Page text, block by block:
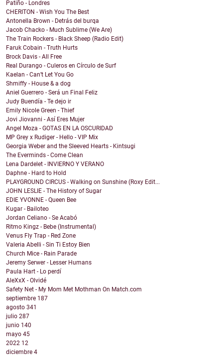
Patiño - Londres
CHERITON - Wish You The Best
Antonella Brown - Detrás del burqa
Jacob Chacko - Much Sublime (We Are)
The Train Rockers - Black Sheep (Radio Edit)
Faruk Cobain - Truth Hurts
Brock Davis - All Free
Real Durango - Culeros en Círculo de Surf
Kaelan - Can’t Let You Go
Shmiffy - House & a dog
Aniel Guerrero - Será un Final Feliz
Judy Buendía - Te dejo ir
Emily Nicole Green - Thief
Jovi Jiovanni - Así Eres Mujer
Angel Moza - GOTAS EN LA OSCURIDAD
MP Grey x Rudiger - Hello - VIP Mix
Georgia Weber and the Sleeved Hearts - Kintsugi
The Everminds - Come Clean
Lena Dardelet - INVIERNO Y VERANO
Daphne - Hard to Hold
PLAYGROUND CIRCUS - Walking on Sunshine (Roxy Edit...
JOHN LESLIE - The History of Sugar
EDIE YVONNE - Queen Bee
Kugar - Bailoteo
Jordan Celiano - Se Acabó
Ritmo Kingz - Bebe (Instrumental)
Venus Fly Trap - Red Zone
Valeria Abelli - Sin Ti Estoy Bien
Church Mice - Rain Parade
Jeremy Serwer - Lesser Humans
Paula Hart - Lo perdí
AleXxX - Olvidé
Safety Net - My Mom Met Mothman On Match.com
septiembre 187
agosto 341
julio 287
junio 140
mayo 45
2022 12
diciembre 4